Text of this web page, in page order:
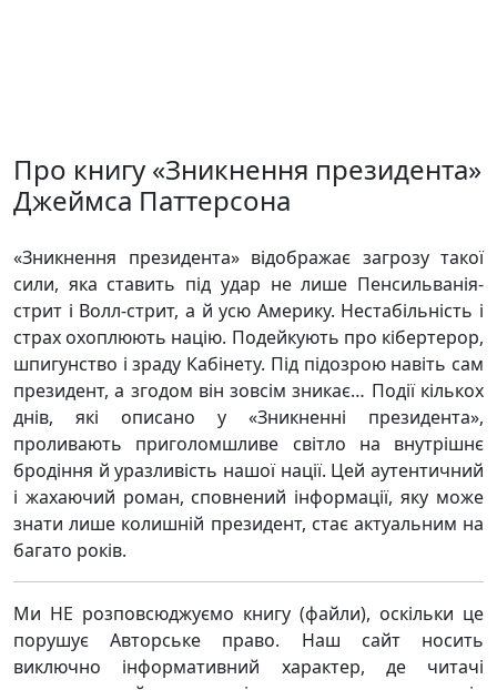
Про книгу «Зникнення президента»
Джеймса Паттерсона
«Зникнення президента» відображає загрозу такої
сили, яка ставить під удар не лише Пенсильванія-
стрит і Волл-стрит, а й усю Америку. Нестабільність і
страх охоплюють націю. Подейкують про кібертерор,
шпигунство і зраду Кабінету. Під підозрою навіть сам
президент, а згодом він зовсім зникає… Події кількох
днів, які описано у «Зникненні президента»,
проливають приголомшливе світло на внутрішнє
бродіння й уразливість нашої нації. Цей аутентичний
і жахаючий роман, сповнений інформації, яку може
знати лише колишній президент, стає актуальним на
багато років.
Ми НЕ розповсюджуємо книгу (файли), оскільки це
порушує Авторське право. Наш сайт носить
виключно інформативний характер, де читачі